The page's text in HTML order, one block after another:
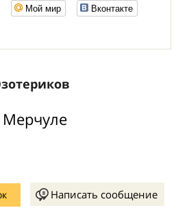
Мой мир
Вконтакте
Написать сообщение